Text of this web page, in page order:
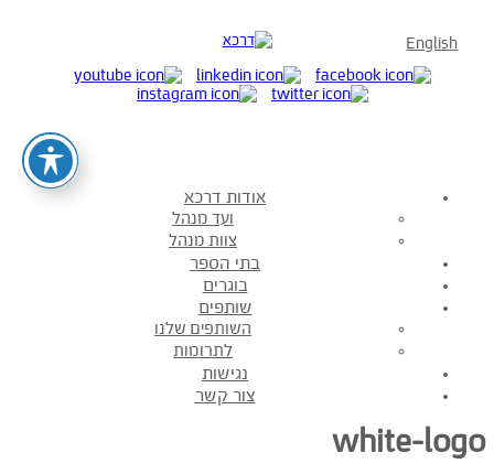
English
אודות דרכא
ועד מנהל
צוות מנהל
בתי הספר
בוגרים
שותפים
השותפים שלנו
לתרומות
נגישות
צור קשר
white-logo